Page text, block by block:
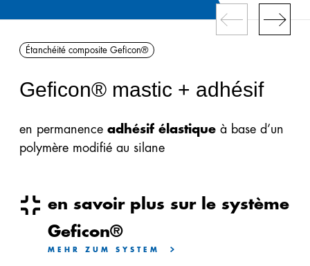
périphériques
Geficell®
Étanchéité
Geficon®
Imperméabilisation
Gefitas®
Étanchéité composite Geficon®
Geficon® mastic + adhésif
en permanence adhésif élastique à base d’un
polymère modifié au silane
en savoir plus sur le système
Geficon®
MEHR ZUM SYSTEM